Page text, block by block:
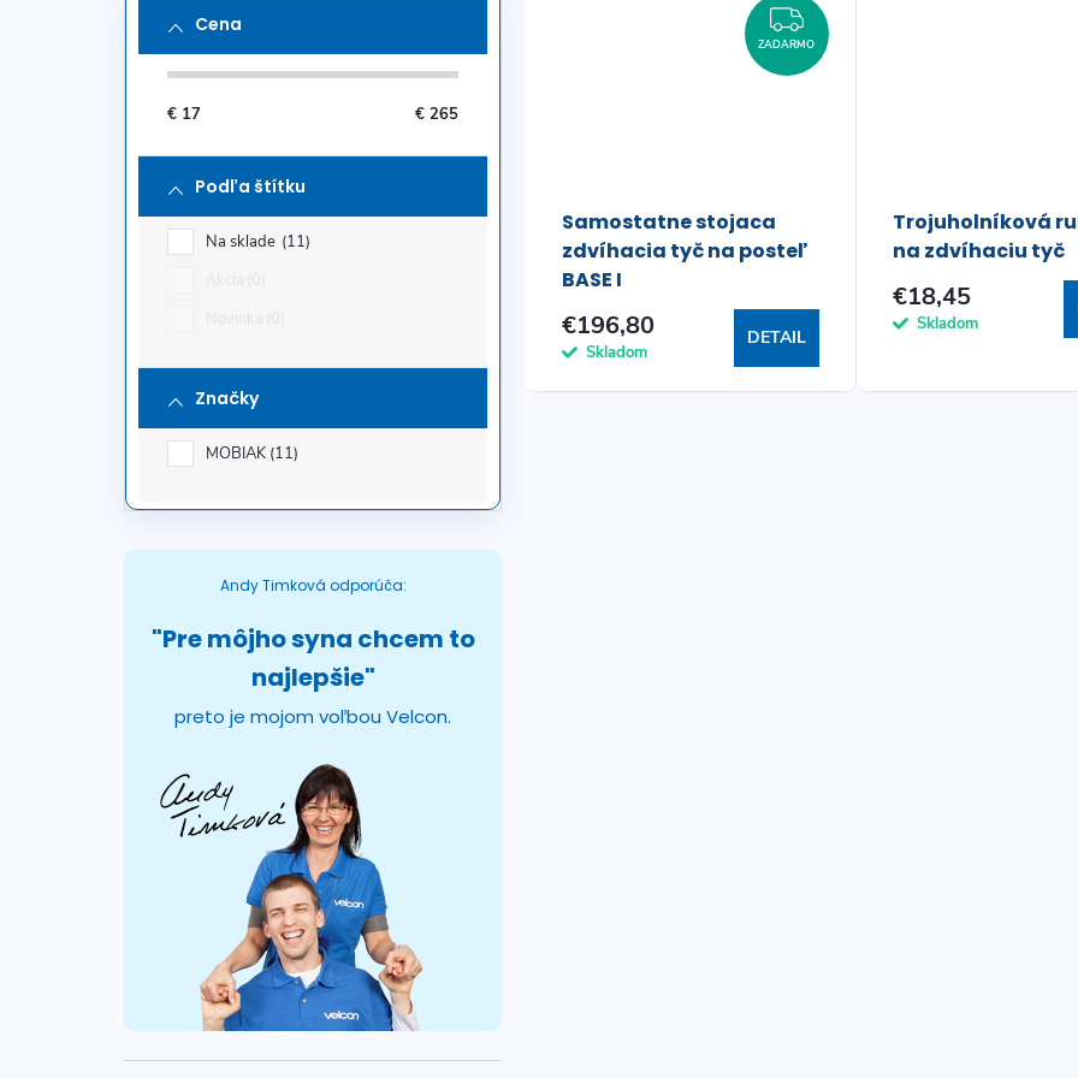
Cena
€ 17 € 265
Podľa štítku
Na sklade 11
Značky
MOBIAK 11
Andy Timková odporúča:
"Pre môjho syna chcem to
najlepšie"
preto je mojom voľbou Velcon.
ZADARMO
ZADARMO
Samostatne stojaca
zdvíhacia tyč na posteľ
BASE I
€196,80
Skladom
DETAIL
Trojuholníková
na zdvíhaciu tyč
€18,45
Skladom